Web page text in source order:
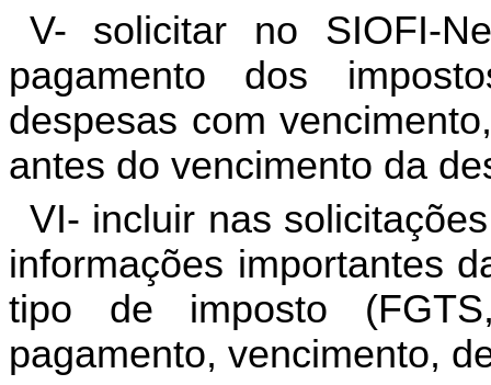
V- solicitar no SIOFI-
pagamento dos
despesas com
antes do vencimento da
VI- incluir nas
informações importantes
tipo de imposto
pagamento, vencimento,